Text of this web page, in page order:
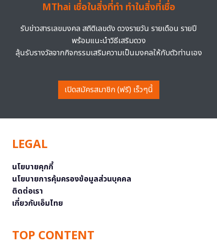
MThai เชื่อในสิ่งที่ทำ ทำในสิ่งที่เชื่อ
รับข่าวสารเลขมงคล สถิติเลขดัง ดวงรายวัน รายเดือน รายปี
พร้อมแนะนำวิธีเสริมดวง
ลุ้นรับรางวัลจากกิจกรรมเสริมความเป็นมงคลให้กับตัวท่านเอง
เปิดสมัครสมาชิก (ฟรี) เร็วๆนี้
LEGAL
นโยบายคุกกี้
นโยบายการคุ้มครองข้อมูลส่วนบุคคล
ติดต่อเรา
เกี่ยวกับเอ็มไทย
TOP CONTENT